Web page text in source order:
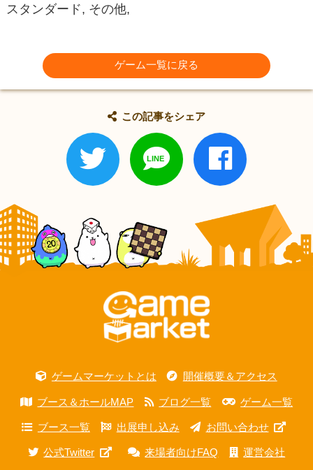
スタンダード, その他,
ゲーム一覧に戻る
この記事をシェア
ゲームマーケットとは 開催概要＆アクセス
ブース＆ホールMAP ブログ一覧 ゲーム一覧
ブース一覧 出展申し込み お問い合わせ
公式Twitter 来場者向けFAQ 運営会社